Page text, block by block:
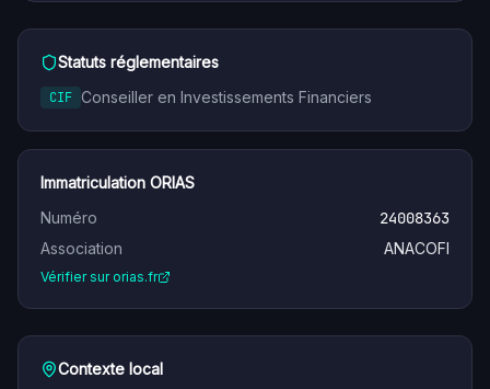
Statuts réglementaires
CIF Conseiller en Investissements Financiers
Immatriculation ORIAS
Numéro
24008363
Association ANACOFI
Vérifier sur orias.fr
Contexte local